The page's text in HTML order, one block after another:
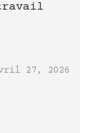
27, 2026